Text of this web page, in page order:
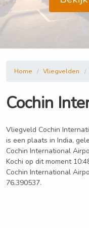
Home Vliegvelden
Cochin
Vliegveld Cochin
is een plaats in India,
Cochin International
Kochi op dit moment
Cochin International
76.390537.